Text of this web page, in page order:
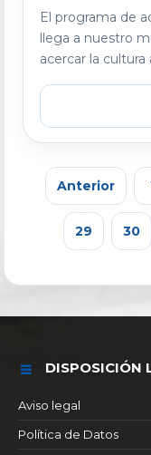
El programa de
llega a nuestro
acercar la cultura
Anterior
29 30
DISPOSICIÓN
Aviso legal
Política de Datos